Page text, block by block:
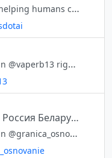
💜 Heart-driven AI, helping humans create AI NFTs and run them as companies.
You can view and join @vaperb13 right away.
Граница Украина Россия Беларусь. Основание
You can view and join @granica_osnovanie right away.